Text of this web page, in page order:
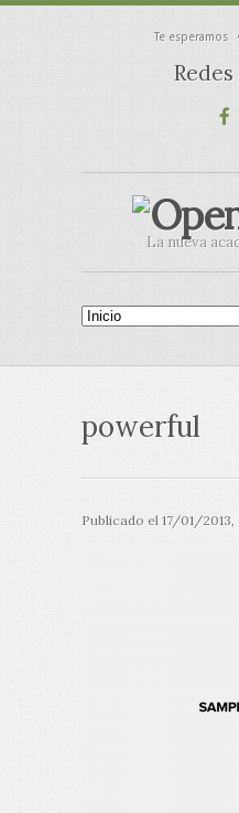
Te esperamos
La nueva
powerful
Publicado el 17/01/2013,